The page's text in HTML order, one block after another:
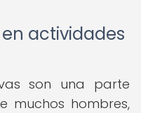
actividades
son una parte
muchos hombres,